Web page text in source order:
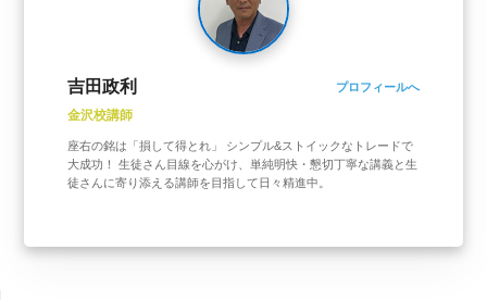
吉田政利 プロフィールへ
金沢校講師
座右の銘は「損して得とれ」 シンプル&ストイックなトレードで
大成功！ 生徒さん目線を心がけ、単純明快・懇切丁寧な講義と生
徒さんに寄り添える講師を目指して日々精進中。